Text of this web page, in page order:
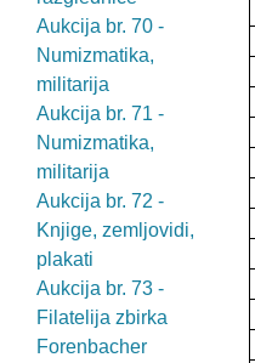
Aukcija br. 70 -
Numizmatika,
militarija
Aukcija br. 71 -
Numizmatika,
militarija
Aukcija br. 72 -
Knjige, zemljovidi,
plakati
Aukcija br. 73 -
Filatelija zbirka
Forenbacher